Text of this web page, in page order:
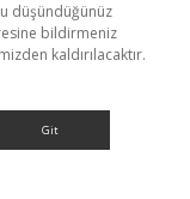
düşündüğünüz
bildirmeniz
kaldırılacaktır.